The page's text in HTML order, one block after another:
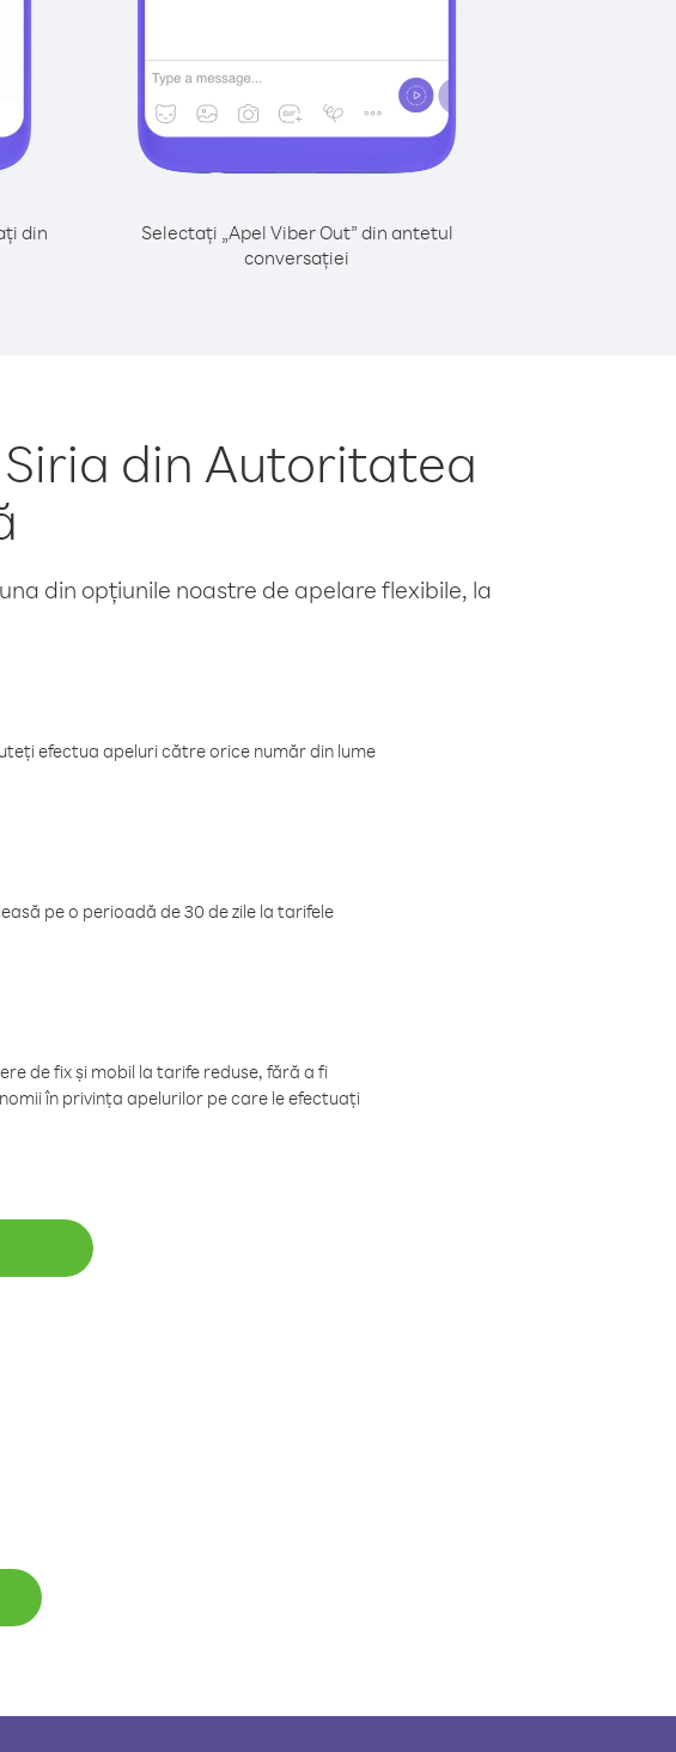
din
Selectați „Apel Viber Out” din antetul
conversației
din Autoritatea
din opțiunile noastre de apelare flexibile, la
efectua apeluri către orice număr din lume
pe o perioadă de 30 de zile la tarifele
de fix și mobil la tarife reduse, fără a fi
în privința apelurilor pe care le efectuați